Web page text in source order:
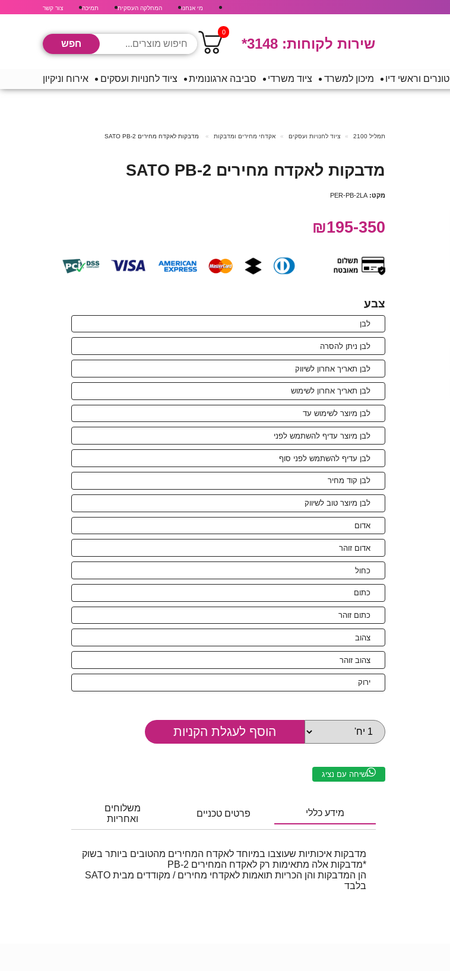
מי אנחנו המחלקה העסקית תמיכה צור קשר
שירות לקוחות: *3148
0
טונרים וראשי דיו מיכון למשרד ציוד משרדי סביבה ארגונומית ציוד לחנויות ועסקים אירוח וניקיון
תמליל 2100 ציוד לחנויות ועסקים אקדחי מחירים ומדבקות מדבקות לאקדח מחירים SATO PB-2
מדבקות לאקדח מחירים SATO PB-2
מקט: PER-PB-2LA
₪195-350
צבע
לבן
לבן ניתן להסרה
לבן תאריך אחרון לשיווק
לבן תאריך אחרון לשימוש
לבן מיוצר לשימוש עד
לבן מיוצר עדיף להשתמש לפני
לבן עדיף להשתמש לפני סוף
לבן קוד מחיר
לבן מיוצר טוב לשיווק
אדום
אדום זוהר
כחול
כתום
כתום זוהר
צהוב
צהוב זוהר
ירוק
שיחה עם נציג
מידע כללי פרטים טכניים
משלוחים
ואחריות
מדבקות איכותיות שעוצבו במיוחד לאקדח המחירים מהטובים ביותר בשוק
*מדבקות אלה מתאימות רק לאקדח המחירים PB-2
הן המדבקות והן הכריות תואמות לאקדחי מחירים / מקודדים מבית SATO
בלבד